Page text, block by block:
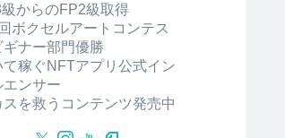
からのFP2級取得
ボクセルアートコンテス
ギナー部門優勝
て稼ぐNFTアプリ公式イン
エンサー
スを救うコンテンツ発売中